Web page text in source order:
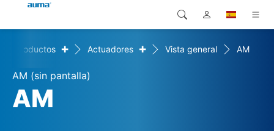
Productos
Soluciones
Global
Europa
Búsqueda
Productos + Actuadores + Vista general AM
AM (sin pantalla)
AM